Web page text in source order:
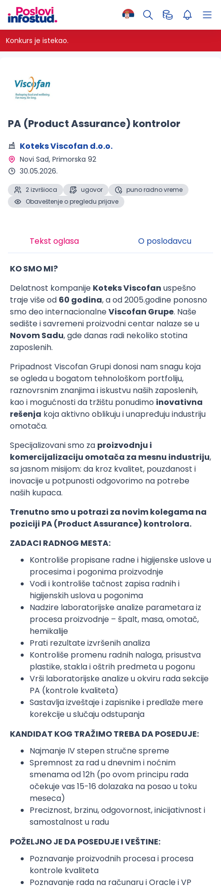
Konkurs je istekao.
PA (Product Assurance) kontrolor
Koteks Viscofan d.o.o.
Novi Sad, Primorska 92
30.05.2026.
2 izvršioca ugovor
puno radno vreme
Obaveštenje o pregledu prijave
Tekst oglasa O poslodavcu
KO SMO MI?
Delatnost kompanije Koteks Viscofan uspešno
traje više od 60 godina, a od 2005.godine ponosno
smo deo internacionalneViscofan Grupe. Naše
sedište i savremeni proizvodni centar nalaze se u
Novom Sadu, gde danas radi nekoliko stotina
zaposlenih.
Pripadnost Viscofan Grupi donosi nam snagu koja
se ogleda u bogatom tehnološkom portfoliju,
raznovrsnim znanjima i iskustvu naših zaposlenih,
kao i mogućnosti da tržištu ponudimo inovativna
rešenja koja aktivno oblikuju i unapređuju industriju
omotača.
Specijalizovani smo za proizvodnju i
komercijalizaciju omotača za mesnu industriju,
sa jasnom misijom: da kroz kvalitet, pouzdanost i
inovacije u potpunosti odgovorimo na potrebe
naših kupaca.
Trenutno smo u potrazi za novim kolegama na
poziciji PA (Product Assurance) kontrolora.
ZADACI RADNOG MESTA:
Kontroliše propisane radne i higijenske uslove u
procesima i pogonima proizvodnje
Vodi i kontroliše tačnost zapisa radnih i
higijenskih uslova u pogonima
Nadzire laboratorijske analize parametara iz
procesa proizvodnje – špalt, masa, omotač,
hemikalije
Prati rezultate izvršenih analiza
Kontroliše promenu radnih naloga, prisustva
plastike, stakla i oštrih predmeta u pogonu
Vrši laboratorijske analize u okviru rada sekcije
PA (kontrole kvaliteta)
Sastavlja izveštaje i zapisnike i predlaže mere
korekcije u slučaju odstupanja
KANDIDAT KOG TRAŽIMO TREBA DA POSEDUJE:
Najmanje IV stepen stručne spreme
Spremnost za rad u dnevnim i noćnim
smenama od 12h (po ovom principu rada
očekuje vas 15-16 dolazaka na posao u toku
meseca)
Preciznost, brzinu, odgovornost, inicijativnost i
samostalnost u radu
POŽELJNO JE DA POSEDUJE I VEŠTINE:
Poznavanje proizvodnih procesa i procesa
kontrole kvaliteta
Poznavanje rada na računaru i Oracle i VP